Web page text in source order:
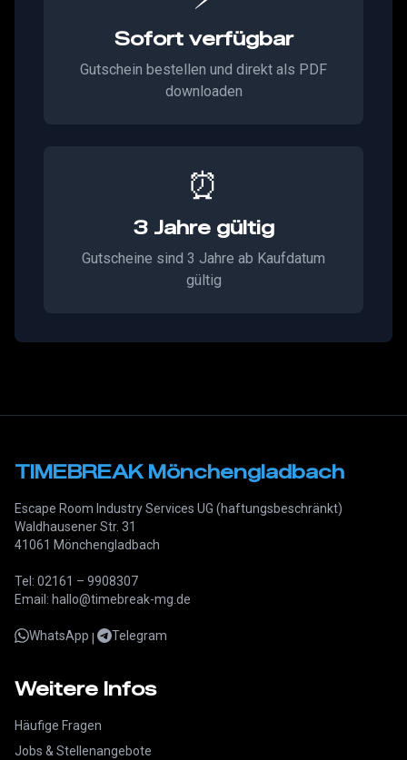
Sofort verfügbar
Gutschein bestellen und direkt als PDF
downloaden
⏰
3 Jahre gültig
Gutscheine sind 3 Jahre ab Kaufdatum
gültig
TIMEBREAK Mönchengladbach
Escape Room Industry Services UG (haftungsbeschränkt)
Waldhausener Str. 31
41061 Mönchengladbach
Tel: 02161 – 9908307
Email: hallo@timebreak-mg.de
WhatsApp Telegram
Weitere Infos
Häufige Fragen
Jobs & Stellenangebote